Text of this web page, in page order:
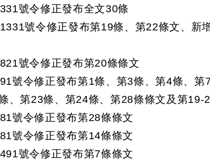
號令修正發布全文30條
號令修正發布第19條、第22條文、新
號令修正發布第20條條文
號令修正發布第1條、第3條、第4條、第
、第23條、第24條、第28條條文及第19-
號令修正發布第28條條文
號令修正發布第14條條文
號令修正發布第7條條文